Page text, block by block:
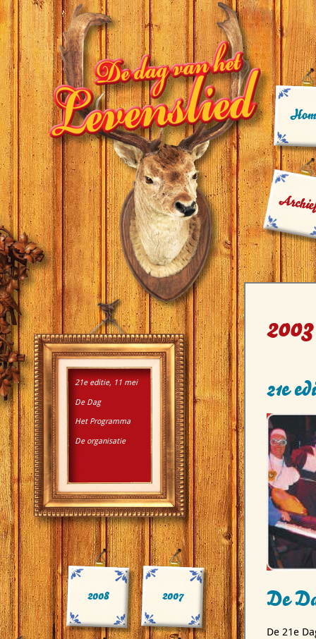
2003
21e
De
De 21e
21e editie, 11 mei
De Dag
Het Programma
De organisatie
2008 2007